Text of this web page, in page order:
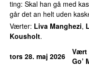
ting: Skal han gå med
går det an helt uden
Værter: Liva Manghezi,
Kousholt.
tors 28. maj 2026
Vært
Go’